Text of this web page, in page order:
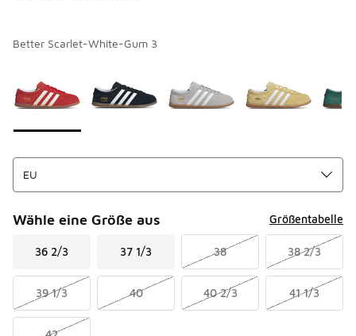
Better Scarlet-White-Gum 3
Wähle eine Größe aus Größentabelle
36 2/3 37 1/3 38 38 2/3
39 1/3 40 40 2/3 41 1/3